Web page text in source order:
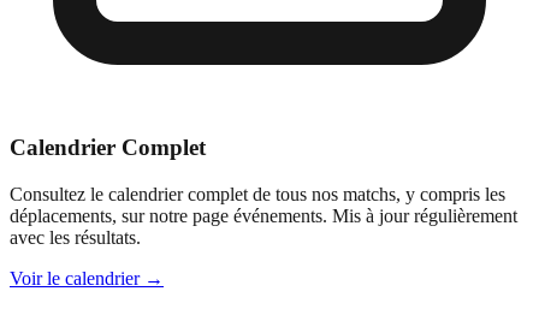
Calendrier Complet
Consultez le calendrier complet de tous nos matchs, y compris les
déplacements, sur notre page événements. Mis à jour régulièrement
avec les résultats.
Voir le calendrier →